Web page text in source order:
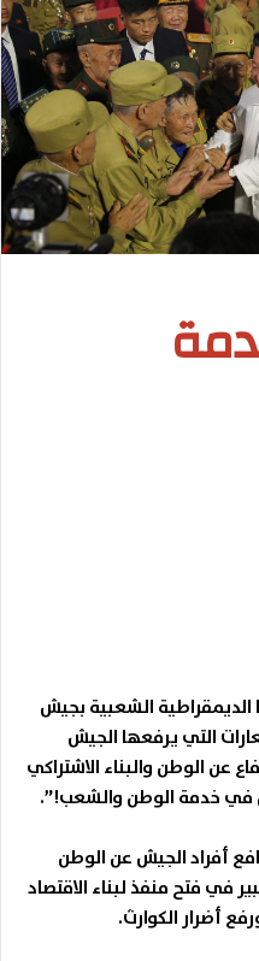
الشعبية بجيش
التي يرفعها الجيش
عن الوطن والبناء الاشتراكي
في خدمة الوطن والشعب!”.
أفراد الجيش عن الوطن
فتح منفذ لبناء الاقتصاد
أضرار الكوارث.